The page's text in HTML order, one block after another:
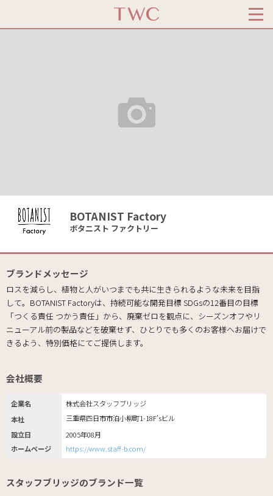
BOTANIST Factory
ボタニスト ファクトリー
ブランドメッセージ
ロスを減らし、植物と人がいつまでも共に生きられるような未来を目指
して。BOTANIST Factoryは、持続可能な開発目標 SDGsの12番目の目標
「つくる責任 つかう責任」から、廃棄ゼロを観点に、シーズンオフやリ
ニューアル前の製品などを破棄せず、ひとりでも多くのお客様へお届けで
きるよう、特別価格にてご提供します。
会社概要
企業名
株式会社スタッフブリッジ
本社
三重県四日市市泊小柳町1-18F'sビル
設立日
2005年08月
ホームページ
https://www.staff-b.com/
スタッフブリッジのブランド一覧